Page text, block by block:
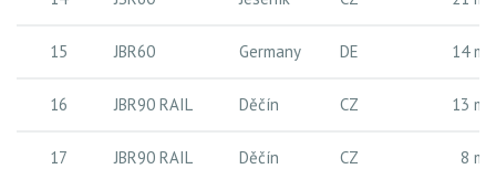
15 JBR60 Germany DE 14 m
16 JBR90 RAIL Děčín CZ 13 m
17 JBR90 RAIL Děčín CZ 8 m